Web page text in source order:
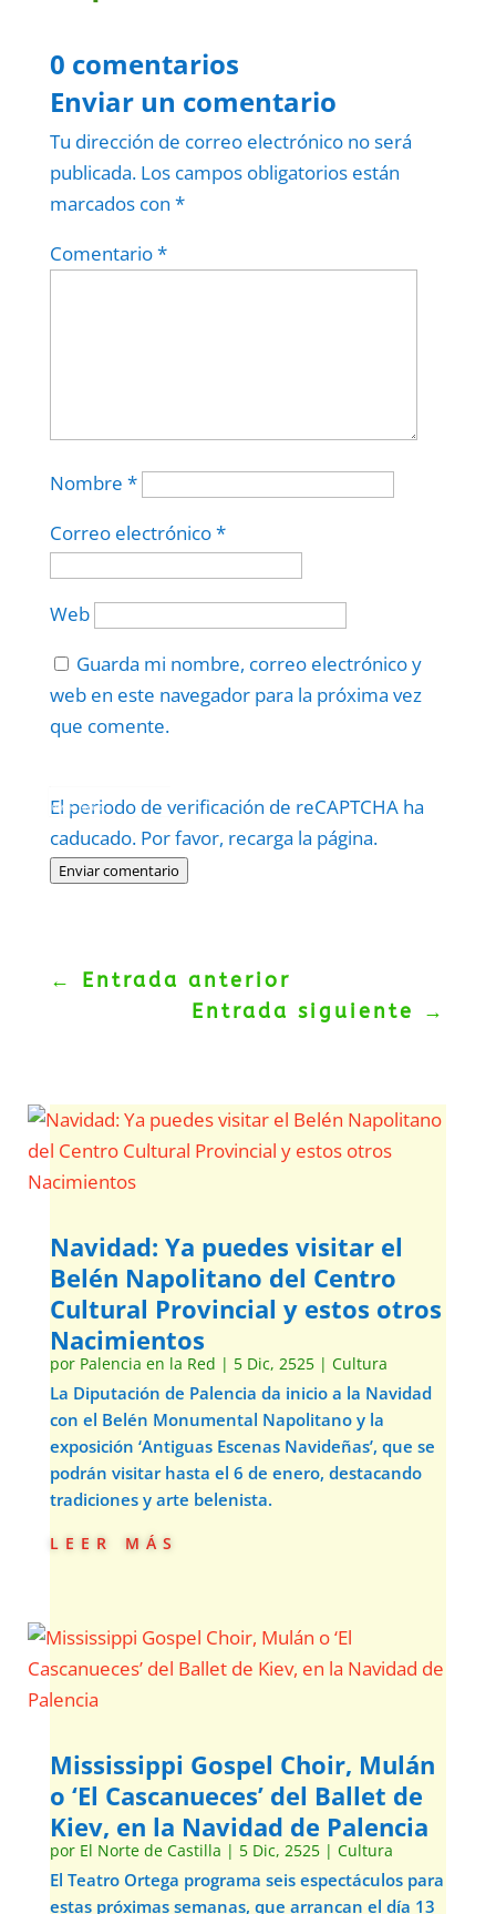
0 comentarios
Enviar un comentario
Tu dirección de correo electrónico no será
publicada. Los campos obligatorios están
marcados con *
Comentario*
Nombre *
Correo electrónico*
Web
Guarda mi nombre, correo electrónico y
web en este navegador para la próxima vez
que comente.
El periodo de verificación de reCAPTCHA ha
caducado. Por favor, recarga la página.
Enviar comentario
Politica–Términos.
← Entrada anterior
Entrada siguiente
→
Navidad: Ya puedes visitar el
Belén Napolitano del Centro
Cultural Provincial y estos otros
Nacimientos
por Palencia en la Red | 5 Dic, 2525| Cultura
La Diputación de Palencia da inicio a la Navidad
con el Belén Monumental Napolitano y la
exposición ‘Antiguas Escenas Navideñas’, que se
podrán visitar hasta el 6 de enero, destacando
tradiciones y arte belenista.
leer más
Mississippi Gospel Choir, Mulán
o ‘El Cascanueces’ del Ballet de
Kiev, en la Navidad de Palencia
por El Norte de Castilla | 5 Dic, 2525| Cultura
El Teatro Ortega programa seis espectáculos para
estas próximas semanas, que arrancan el día 13